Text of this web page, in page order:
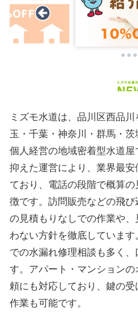
ミズモ水道は、品川区西品
玉・千葉・神奈川・群馬・茨
個人経営の地域密着型水道
抑えた運営により、業界最
ており、電話の段階で概算
徴です。訪問販売などの飛
の見積もりなしでの作業や
わない方針を徹底していま
での水漏れ修理相談も多く
す。アパート・マンション
頼にも対応しており、鍵の
作業も可能です。